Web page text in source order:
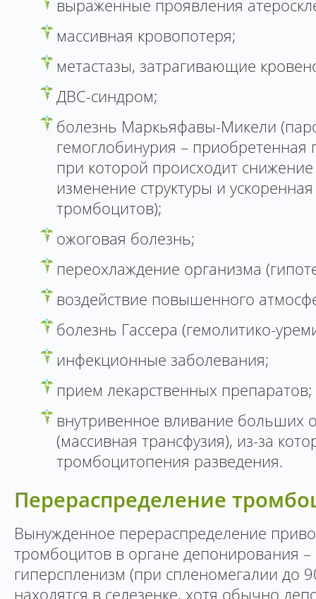
выраженные проявления
массивная кровопотеря;
метастазы, затрагивающие
ДВС-синдром;
болезнь Маркьяфавы-Микели
гемоглобинурия – приобретенная
при которой происходит
изменение структуры и
тромбоцитов);
ожоговая болезнь;
переохлаждение организма
воздействие повышенного
болезнь Гассера (гемолитико-
инфекционные заболевания;
прием лекарственных препаратов;
внутривенное вливание больших
(массивная трансфузия), из-за
тромбоцитопения разведения.
Перераспределение
Вынужденное перераспределение
тромбоцитов в органе депонирования –
гиперспленизм (при спленомегалии до
находятся в селезенке, хотя обычно